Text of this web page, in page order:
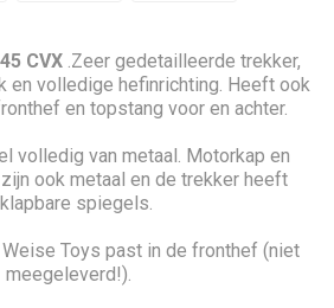
CVX.Zeer gedetailleerde trekker,
en volledige hefinrichting. Heeft ook
en topstang voor en achter.
volledig van metaal. Motorkap en
ook metaal en de trekker heeft
spiegels.
Toys past in de fronthef (niet
meegeleverd!).